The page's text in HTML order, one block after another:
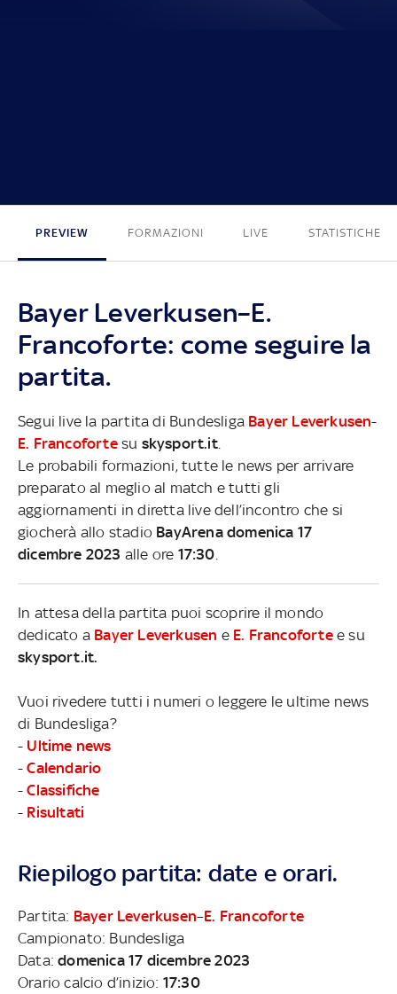
PREVIEW FORMAZIONI LIVE STATISTICHE
Bayer Leverkusen–E.
Francoforte: come seguire la
partita.
Segui live la partita di Bundesliga Bayer Leverkusen-
E. Francofortesu skysport.it.
Le probabili formazioni, tutte le news per arrivare
preparato al meglio al match e tutti gli
aggiornamenti in diretta live dell’incontro che si
giocherà allo stadio BayArena domenica 17
dicembre 2023 alle ore 17:30
In attesa della partita puoi scoprire il mondo
dedicato a Bayer Leverkusen e E. Francofortee su
skysport.it.
Vuoi rivedere tutti i numeri o leggere le ultime news
di Bundesliga?
- Ultime news
-Calendario
-Classifiche
- Risultati
Riepilogo partita: date e orari.
Partita: Bayer Leverkusen–E. Francoforte
Campionato: Bundesliga
Data:domenica 17 dicembre 2023
Orario calcio d’inizio: 17:30